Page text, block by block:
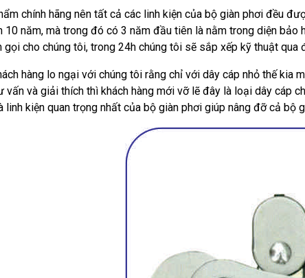
chính hãng nên tất cả các linh kiện của bộ giàn phơi đều
10 năm, mà trong đó có 3 năm đầu tiên là nằm trong diện
gọi cho chúng tôi, trong 24h chúng tôi sẽ sắp xếp kỹ thuật
hàng lo ngại với chúng tôi rằng chỉ với dây cáp nhỏ thế
vấn và giải thích thì khách hàng mới vỡ lẽ đây là loại dây cáp
linh kiện quan trọng nhất của bộ giàn phơi giúp nâng đỡ cả